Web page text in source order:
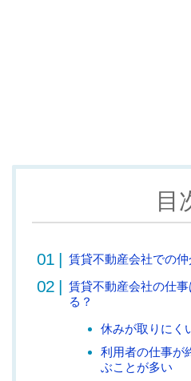
目
賃貸不動産会社での
賃貸不動産会社の仕
る？
休みが取りにく
利用者の仕事が
ぶことが多い